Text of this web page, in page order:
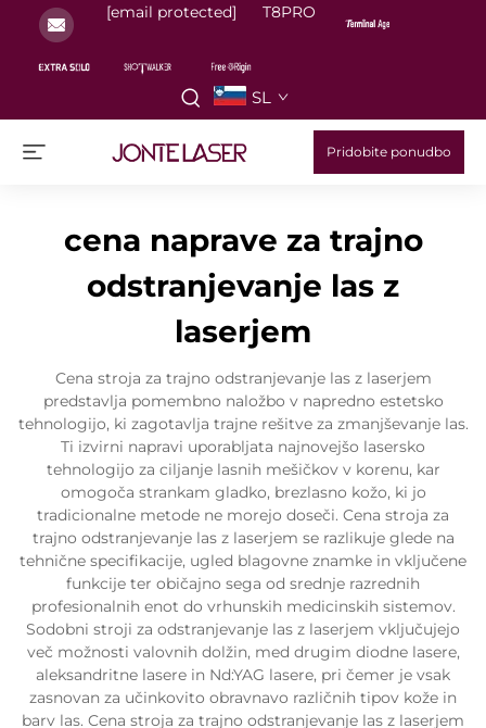
[email protected] T8PRO
SL
Pridobite ponudbo
cena naprave za trajno
odstranjevanje las z
laserjem
Cena stroja za trajno odstranjevanje las z laserjem
predstavlja pomembno naložbo v napredno estetsko
tehnologijo, ki zagotavlja trajne rešitve za zmanjševanje las.
Ti izvirni napravi uporabljata najnovejšo lasersko
tehnologijo za ciljanje lasnih mešičkov v korenu, kar
omogoča strankam gladko, brezlasno kožo, ki jo
tradicionalne metode ne morejo doseči. Cena stroja za
trajno odstranjevanje las z laserjem se razlikuje glede na
tehnične specifikacije, ugled blagovne znamke in vključene
funkcije ter običajno sega od srednje razrednih
profesionalnih enot do vrhunskih medicinskih sistemov.
Sodobni stroji za odstranjevanje las z laserjem vključujejo
več možnosti valovnih dolžin, med drugim diodne lasere,
aleksandritne lasere in Nd:YAG lasere, pri čemer je vsak
zasnovan za učinkovito obravnavo različnih tipov kože in
barv las. Cena stroja za trajno odstranjevanje las z laserjem